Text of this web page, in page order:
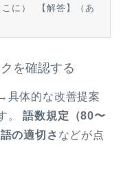
に） 【解答】（あ
を確認する
体的な改善提案
。語数規定（80〜
の適切さ などが点